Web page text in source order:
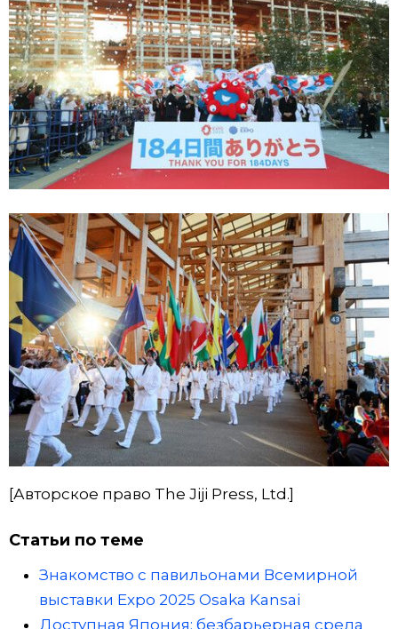
[Авторское право The Jiji Press, Ltd.]
Статьи по теме
Знакомство с павильонами Всемирной
выставки Expo 2025 Osaka Kansai
Доступная Япония: безбарьерная среда